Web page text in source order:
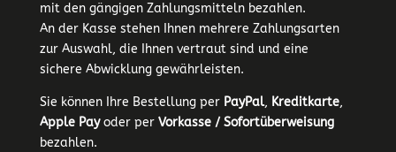
mit den gängigen Zahlungsmitteln bezahlen.
An der Kasse stehen Ihnen mehrere Zahlungsarten
zur Auswahl, die Ihnen vertraut sind und eine
sichere Abwicklung gewährleisten.
Sie können Ihre Bestellung per PayPal, Kreditkarte,
Apple Payoder per Vorkasse / Sofortüberweisung
bezahlen.